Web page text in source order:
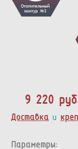
9 220
Доставка и
Параметры: